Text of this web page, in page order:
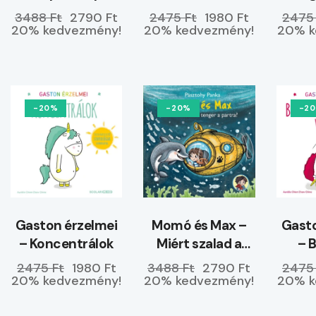
ELŐRENDELHETŐ
3488 Ft 2790 Ft
20% kedvezmény!
hagyom magam
2475 Ft 1980 Ft
20% kedvezmény! 20%
-20%
Gaston érzelmei
– Koncentrálok
2475 Ft 1980 Ft
20% kedvezmény!
-20%
Momó és Max –
Miért szalad a
tenger a partra?
3488 Ft 2790 Ft
20% kedvezmény!
-
–
20%